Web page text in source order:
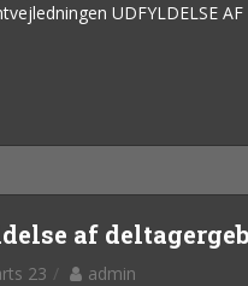
UDFYLDELSE AF
af
23 admin